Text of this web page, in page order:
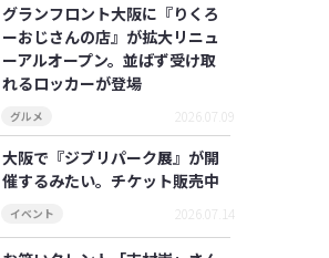
グランフロント大阪に『りくろ
ーおじさんの店』が拡大リニュ
ーアルオープン。並ばず受け取
れるロッカーが登場
グルメ 2026.07.09
大阪で『ジブリパーク展』が開
催するみたい。チケット販売中
イベント 2026.07.14